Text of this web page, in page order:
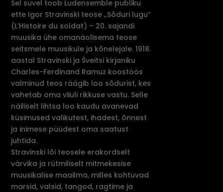
Sel suvel toob Ludensemble publiku
ette Igor Stravinski teose „Sõduri lugu“
(L’Histoire du soldat) – 20. sajandi
muusika ühe omanäolisema teose
seitsmele muusikule ja kõnelejale. 1918.
aastal Stravinski ja Šveitsi kirjaniku
Charles-Ferdinand Ramuz koostöös
valminud teos räägib loo sõdurist, kes
vahetab oma viiuli rikkuse vastu. Selle
näiliselt lihtsa loo kaudu avanevad
küsimused valikutest, ihadest, õnnest
ja inimese püüdest oma saatust
juhtida.
Stravinski lõi teosele erakordselt
värvika ja rütmiliselt mitmekesise
muusikalise maailma, milles kohtuvad
marsid, valsid, tangod, ragtime ja